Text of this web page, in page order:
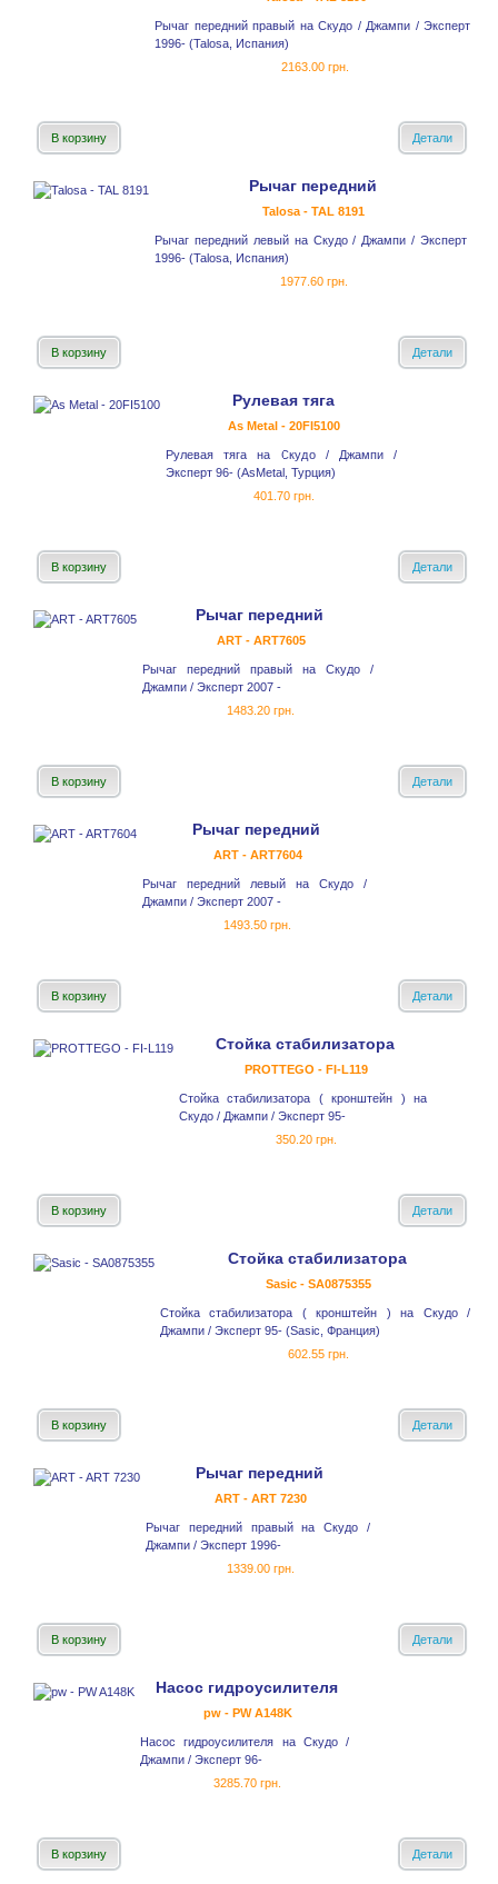
Рычаг передний правый на Скудо / Джампи / Эксперт
1996- (Talosa, Испания)
2163.00 грн.
В корзину Детали
Рычаг передний
Talosa - TAL 8191
Рычаг передний левый на Скудо / Джампи / Эксперт
1996- (Talosa, Испания)
1977.60 грн.
В корзину Детали
Рулевая тяга
As Metal - 20FI5100
Рулевая тяга на Скудо / Джампи /
Эксперт 96- (AsMetal, Турция)
401.70 грн.
В корзину Детали
Рычаг передний
ART - ART7605
Рычаг передний правый на Скудо /
Джампи / Эксперт 2007 -
1483.20 грн.
В корзину Детали
Рычаг передний
ART - ART7604
Рычаг передний левый на Скудо /
Джампи / Эксперт 2007 -
1493.50 грн.
В корзину Детали
Стойка стабилизатора
PROTTEGO - FI-L119
Стойка стабилизатора ( кронштейн ) на
Скудо / Джампи / Эксперт 95-
350.20 грн.
В корзину Детали
Стойка стабилизатора
Sasic - SA0875355
Стойка стабилизатора ( кронштейн ) на Скудо /
Джампи / Эксперт 95- (Sasic, Франция)
602.55 грн.
В корзину Детали
Рычаг передний
ART - ART 7230
Рычаг передний правый на Скудо /
Джампи / Эксперт 1996-
1339.00 грн.
В корзину Детали
Насос гидроусилителя
pw - PW A148K
Насос гидроусилителя на Скудо /
Джампи / Эксперт 96-
3285.70 грн.
В корзину Детали